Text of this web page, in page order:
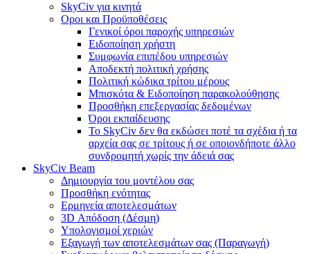
SkyCiv για κινητά
Οροι και Προϋποθέσεις
Γενικοί όροι παροχής υπηρεσιών
Ειδοποίηση χρήστη
Συμφωνία επιπέδου υπηρεσιών
Αποδεκτή πολιτική χρήσης
Πολιτική κώδικα τρίτου μέρους
Μπισκότα & Ειδοποίηση παρακολούθησης
Προσθήκη επεξεργασίας δεδομένων
Όροι εκπαίδευσης
Το SkyCiv δεν θα εκδώσει ποτέ τα σχέδια ή τα
αρχεία σας σε τρίτους ή σε οποιονδήποτε άλλο
συνδρομητή χωρίς την άδειά σας
SkyCiv Beam
Δημιουργία του μοντέλου σας
Προσθήκη ενότητας
Ερμηνεία αποτελεσμάτων
3D Απόδοση (Δέσμη)
Υπολογισμοί χεριών
Εξαγωγή των αποτελεσμάτων σας (Παραγωγή)